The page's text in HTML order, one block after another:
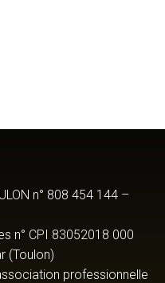
n° 808 454 144 –
n° CPI 83052018 000
(Toulon)
professionnelle